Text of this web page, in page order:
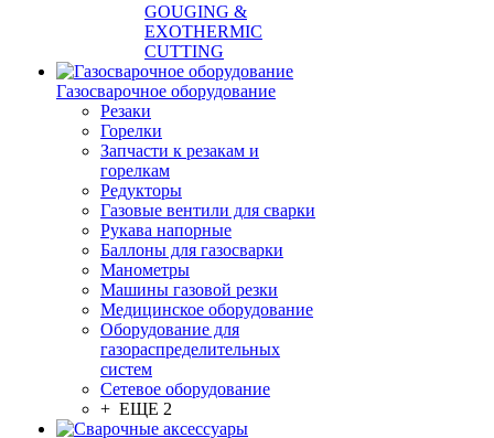
GOUGING &
EXOTHERMIC
CUTTING
Газосварочное оборудование
Резаки
Горелки
Запчасти к резакам и
горелкам
Редукторы
Газовые вентили для сварки
Рукава напорные
Баллоны для газосварки
Манометры
Машины газовой резки
Медицинское оборудование
Оборудование для
газораспределительных
систем
Сетевое оборудование
+ ЕЩЕ 2